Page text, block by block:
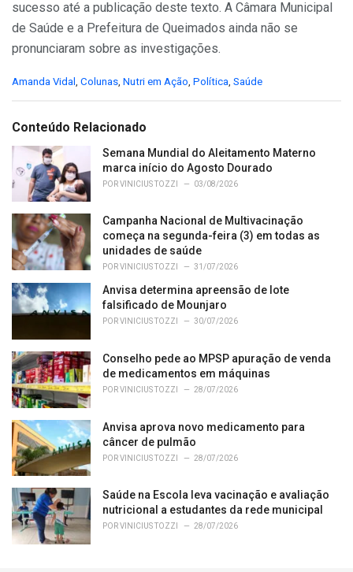
sucesso até a publicação deste texto. A Câmara Municipal
de Saúde e a Prefeitura de Queimados ainda não se
pronunciaram sobre as investigações.
C
e
o
i
Amanda Vidal , Colunas, Nutri em Ação, Política, Saúde
Conteúdo Relacionado
Semana Mundial do Aleitamento Materno
marca início do Agosto Dourado
PORVINICIUS TOZZI 03/08/2026
Campanha Nacional de Multivacinação
começa na segunda-feira (3) em todas as
unidades de saúde
PORVINICIUS TOZZI 31/07/2026
Anvisa determina apreensão de lote
falsificado de Mounjaro
PORVINICIUS TOZZI 30/07/2026
Conselho pede ao MPSP apuração de venda
de medicamentos em máquinas
PORVINICIUS TOZZI 28/07/2026
Anvisa aprova novo medicamento para
câncer de pulmão
PORVINICIUS TOZZI 28/07/2026
Saúde na Escola leva vacinação e avaliação
nutricional a estudantes da rede municipal
PORVINICIUS TOZZI 28/07/2026